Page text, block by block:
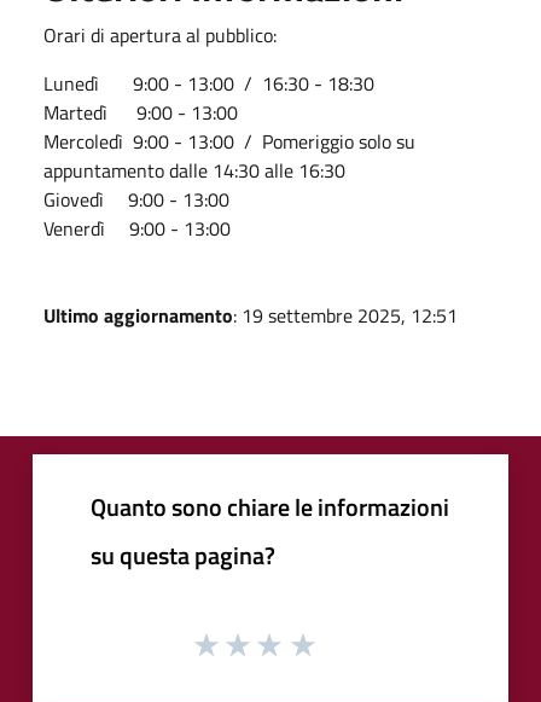
Orari di apertura al pubblico:
Lunedì 9:00 - 13:00 / 16:30 - 18:30
Martedì 9:00 - 13:00
Mercoledì 9:00 - 13:00 / Pomeriggio solo su
appuntamento dalle 14:30 alle 16:30
Giovedì 9:00 - 13:00
Venerdì 9:00 - 13:00
Ultimo aggiornamento: 19 settembre 2025, 12:51
Quanto sono chiare le informazioni
su questa pagina?